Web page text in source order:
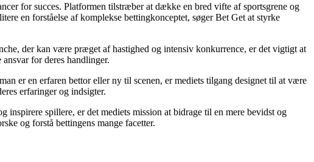
for succes. Platformen tilstræber at dække en bred vifte af sportsgrene og
en forståelse af komplekse bettingkonceptet, søger Bet Get at styrke
der kan være præget af hastighed og intensiv konkurrence, er det vigtigt at
for deres handlinger.
er en erfaren bettor eller ny til scenen, er mediets tilgang designet til at være
erfaringer og indsigter.
spillere, er det mediets mission at bidrage til en mere bevidst og
og forstå bettingens mange facetter.